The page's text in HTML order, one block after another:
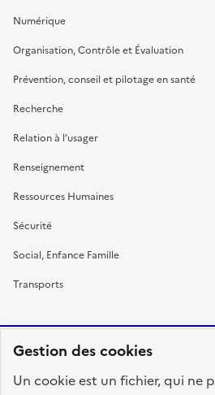
Gestion des cookies
Un cookie est un fichier, qui ne
Numérique
Organisation, Contrôle et Évaluation
Prévention, conseil et pilotage en santé
Recherche
Relation à l’usager
Renseignement
Ressources Humaines
Sécurité
Social, Enfance Famille
Transports
FRANÇAISE